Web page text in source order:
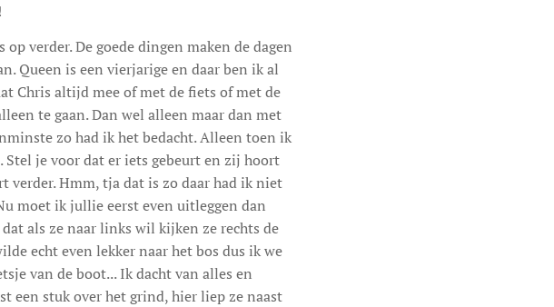
verder. De goede dingen maken de dagen
Queen is een vierjarige en daar ben ik al
Chris altijd mee of met de fiets of met de
te gaan. Dan wel alleen maar dan met
zo had ik het bedacht. Alleen toen ik
je voor dat er iets gebeurt en zij hoort
verder. Hmm, tja dat is zo daar had ik niet
moet ik jullie eerst even uitleggen dan
als ze naar links wil kijken ze rechts de
echt even lekker naar het bos dus ik we
van de boot... Ik dacht van alles en
een stuk over het grind, hier liep ze naast